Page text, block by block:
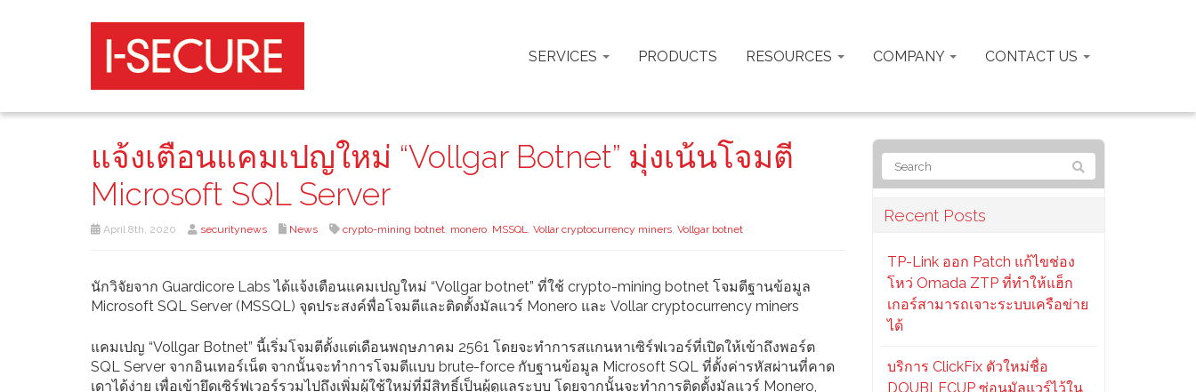
SERVICES PRODUCTS RESOURCES COMPANY CONTACT US
แจ้งเตือนแคมเปญใหม่ “Vollgar Botnet” มุ่งเน้นโจมตี
Microsoft SQL Server
April 8th, 2020 securitynews News crypto-mining botnet, monero, MSSQL, Vollar cryptocurrency miners, Vollgar botnet
นักวิจัยจาก Guardicore Labs ได้แจ้งเตือนแคมเปญใหม่ “Vollgar botnet” ที่ใช้ crypto-mining botnet โจมตีฐานข้อมูล
Microsoft SQL Server (MSSQL) จุดประสงค์พื่อโจมตีและติดตั้งมัลแวร์ Monero และ Vollar cryptocurrency miners
แคมเปญ “Vollgar Botnet” นี้เริ่มโจมตีตั้งแต่เดือนพฤษภาคม 2561 โดยจะทำการสแกนหาเซิร์ฟเวอร์ที่เปิดให้เข้าถึงพอร์ต
SQL Server จากอินเทอร์เน็ต จากนั้นจะทำการโจมตีแบบ brute-force กับฐานข้อมูล Microsoft SQL ที่ตั้งค่ารหัสผ่านที่คาด
เดาได้ง่าย เพื่อเข้ายึดเซิร์ฟเวอร์รวมไปถึงเพิ่มผู้ใช้ใหม่ที่มีสิทธิ์เป็นผู้ดูแลระบบ โดยจากนั้นจะทำการติดตั้งมัลแวร์ Monero,
Recent Posts
TP-Link ออก Patch แก้ไขช่อง
โหว่ Omada ZTP ที่ทำให้แฮ็ก
เกอร์สามารถเจาะระบบเครือข่าย
ได้
บริการ ClickFix ตัวใหม่ชื่อ
DOUBLECUP ซ่อนมัลแวร์ไว้ใน